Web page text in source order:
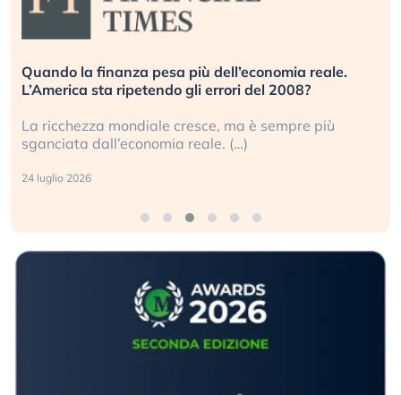
Quando la finanza pesa più dell’economia reale.
L’America sta ripetendo gli errori del 2008?
La ricchezza mondiale cresce, ma è sempre più
sganciata dall’economia reale. (…)
24 luglio 2026